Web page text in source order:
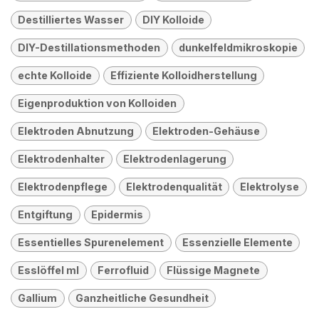
Destilliertes Wasser DIY Kolloide
DIY-Destillationsmethoden dunkelfeldmikroskopie
echte Kolloide Effiziente Kolloidherstellung
Eigenproduktion von Kolloiden
Elektroden Abnutzung Elektroden-Gehäuse
Elektrodenhalter Elektrodenlagerung
Elektrodenpflege Elektrodenqualität Elektrolyse
Entgiftung Epidermis
Essentielles Spurenelement Essenzielle Elemente
Esslöffel ml Ferrofluid Flüssige Magnete
Gallium Ganzheitliche Gesundheit